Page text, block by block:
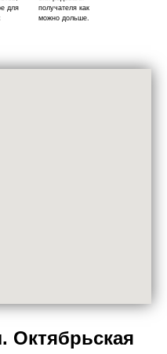
для
получателя как
можно дольше.
Октябрьская